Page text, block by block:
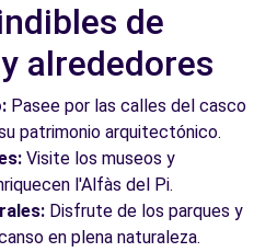
de
alrededores
Pasee por las calles del casco
patrimonio arquitectónico.
Visite los museos y
l'Alfàs del Pi.
Disfrute de los parques y
en plena naturaleza.